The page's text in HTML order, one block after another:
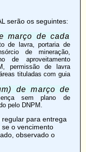
serão os seguintes:
março de cada
de lavra, portaria de
de mineração,
de aproveitamento
permissão de lavra
tituladas com guia
de março de
sem plano de
pelo DNPM.
para entrega
o vencimento
observado o